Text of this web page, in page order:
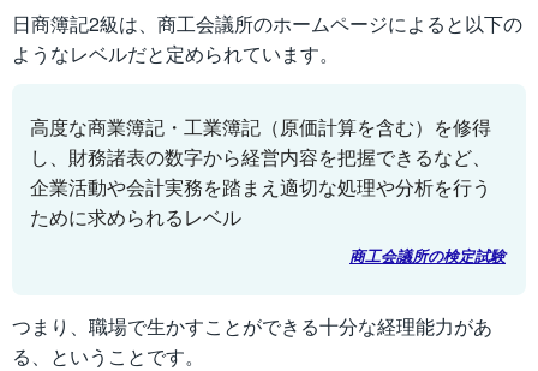
日商簿記2級は、商工会議所のホームページによると以下の
ようなレベルだと定められています。
高度な商業簿記・工業簿記（原価計算を含む）を修得
し、財務諸表の数字から経営内容を把握できるなど、
企業活動や会計実務を踏まえ適切な処理や分析を行う
ために求められるレベル
商工会議所の検定試験
つまり、職場で生かすことができる十分な経理能力があ
る、ということです。